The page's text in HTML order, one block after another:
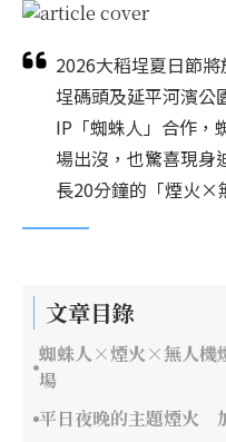
2026大稻埕夏日節
埕碼頭及延平河濱公
IP「蜘蛛人」合作，
場出沒，也驚喜現身
長20分鐘的「煙火×
文章目錄
蜘蛛人×煙火×無人機
場
平日夜晚的主題煙火